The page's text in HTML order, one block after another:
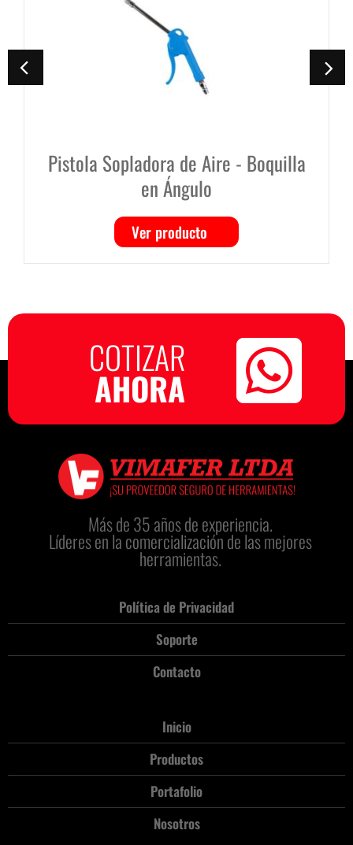
Sopladora de Aire - Boquilla
Ver producto
COTIZAR
AHORA
Más de 35 años de experiencia.
Líderes en la comercialización de las mejores
herramientas.
Política de Privacidad
Soporte
Contacto
Inicio
Productos
Portafolio
Nosotros